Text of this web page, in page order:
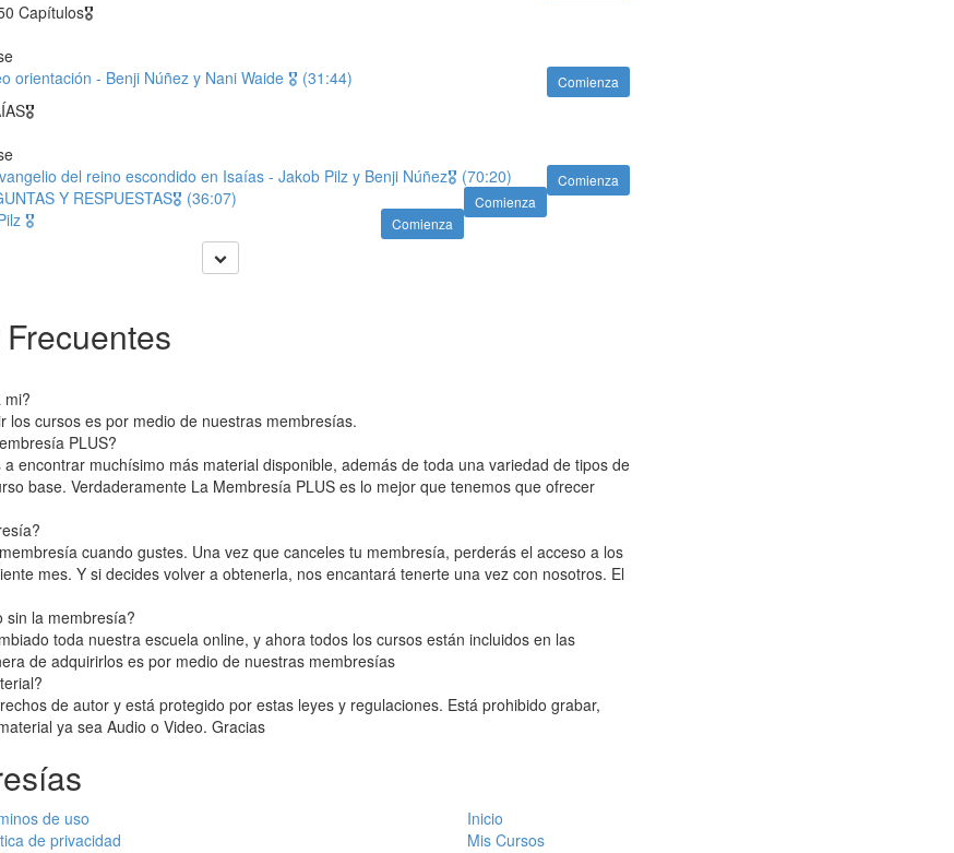
Capítulos🎖
Comienza
orientación - Benji Núñez y Nani Waide 🎖 (31:44)
Comienza
del reino escondido en Isaías - Jakob Pilz y Benji Núñez🎖 (70:20)
Comienza
Y RESPUESTAS🎖 (36:07)
Comienza
🎖
mi?
los cursos es por medio de nuestras membresías.
PLUS?
encontrar muchísimo más material disponible, además de toda una variedad de tipos de
base. Verdaderamente La Membresía PLUS es lo mejor que tenemos que ofrecer
cuando gustes. Una vez que canceles tu membresía, perderás el acceso a los
mes. Y si decides volver a obtenerla, nos encantará tenerte una vez con nosotros. El
sin la membresía?
toda nuestra escuela online, y ahora todos los cursos están incluidos en las
de adquirirlos es por medio de nuestras membresías
de autor y está protegido por estas leyes y regulaciones. Está prohibido grabar,
ya sea Audio o Video. Gracias
de uso
de privacidad
Inicio
Mis Cursos